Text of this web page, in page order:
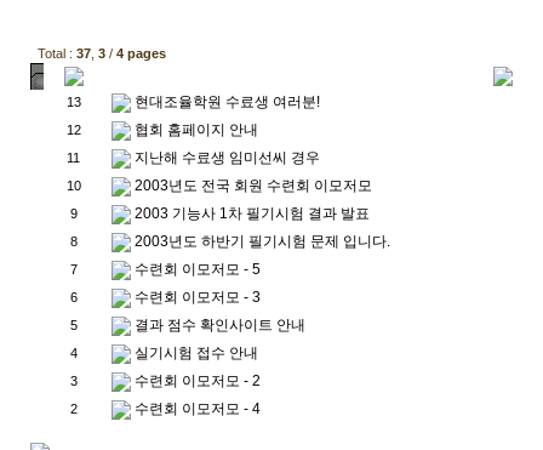
Total : 37, 3/ 4 pages
13 현대조율학원 수료생 여러분!
12 협회 홈페이지 안내
11 지난해 수료생 임미선씨 경우
10 2003년도 전국 회원 수련회 이모저모
9 2003 기능사 1차 필기시험 결과 발표
8 2003년도 하반기 필기시험 문제 입니다.
7 수련회 이모저모 - 5
6 수련회 이모저모 - 3
5 결과 점수 확인사이트 안내
4 실기시험 접수 안내
3 수련회 이모저모 - 2
2 수련회 이모저모 - 4